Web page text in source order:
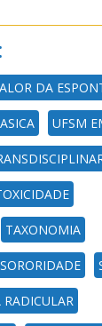
DA
UFSM
TAXONOMIA
SORORIDADE
RADICULAR